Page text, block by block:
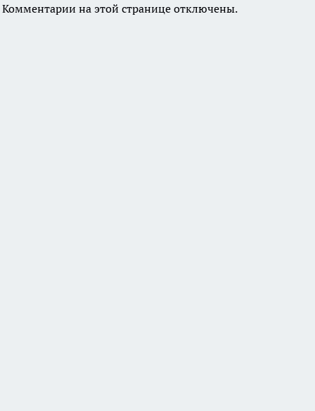
Комментарии на этой странице отключены.